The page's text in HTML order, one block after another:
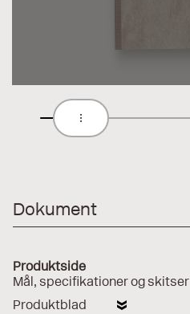
Dokument
Produktside
Mål, specifikationer og skitser
Produktblad